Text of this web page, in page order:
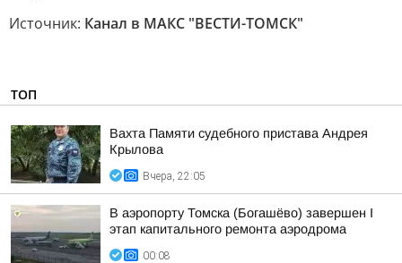
Источник: Канал в МАКС "ВЕСТИ-ТОМСК"
ТОП
Вахта Памяти судебного пристава Андрея
Крылова
Вчера, 22:05
В аэропорту Томска (Богашёво) завершен I
этап капитального ремонта аэродрома
00:08